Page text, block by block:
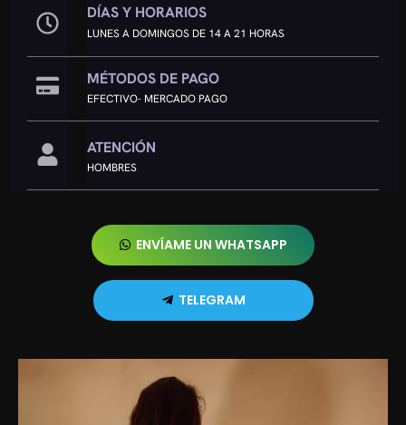
DÍAS Y HORARIOS
LUNES A DOMINGOS DE 14 A 21 HORAS
MÉTODOS DE PAGO
EFECTIVO- MERCADO PAGO
ATENCIÓN
HOMBRES
ENVÍAME UN WHATSAPP
TELEGRAM